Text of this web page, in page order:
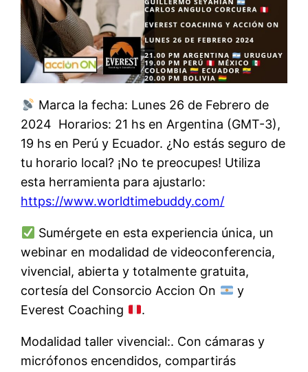
Marca la fecha: Lunes 26 de Febrero de
2024 Horarios: 21 hs en Argentina (GMT-3),
19 hs en Perú y Ecuador. ¿No estás seguro de
tu horario local? ¡No te preocupes! Utiliza
esta herramienta para ajustarlo:
https://www.worldtimebuddy.com/
Sumérgete en esta experiencia única, un
webinar en modalidad de videoconferencia,
vivencial, abierta y totalmente gratuita,
cortesía del Consorcio Accion On
y
Everest Coaching
.
Modalidad taller vivencial:. Con cámaras y
micrófonos encendidos, compartirás